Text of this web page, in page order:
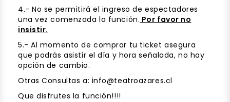
4.- No se permitirá el ingreso de espectadores
una vez comenzada la función. Por favor no
insistir.
5.- Al momento de comprar tu ticket asegura
que podrás asistir el día y hora señalada, no hay
opción de cambio.
Otras Consultas a: info@teatroazares.cl
Que disfrutes la función!!!!